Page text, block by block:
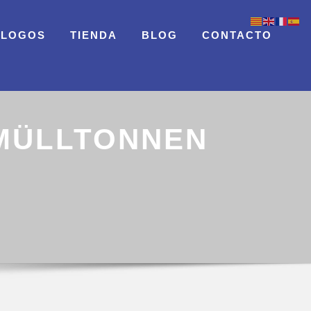
TIENDA BLOG CONTACTO